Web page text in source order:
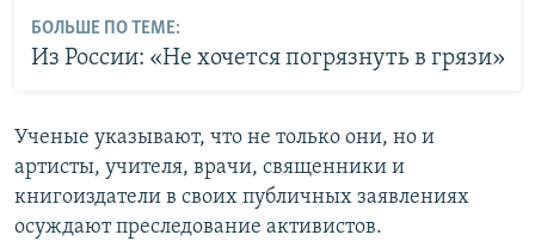
БОЛЬШЕ ПО ТЕМЕ:
Из России: «Не хочется погрязнуть в грязи»
Ученые указывают, что не только они, но и
артисты, учителя, врачи, священники и
книгоиздатели в своих публичных заявлениях
осуждают преследование активистов.